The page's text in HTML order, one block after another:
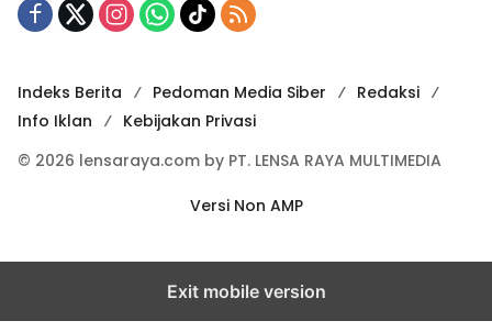
Indeks Berita Pedoman Media Siber
Redaksi
Info Iklan
Kebijakan Privasi
© 2026 lensaraya.com by PT. LENSA RAYA MULTIMEDIA
Versi Non AMP
Exit mobile version